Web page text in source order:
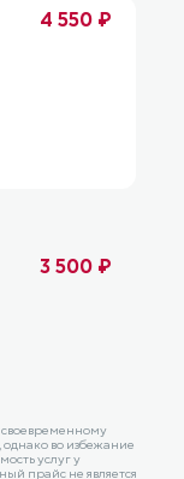
4 550 ₽
3 500 ₽
во избежание
услуг у
прайс не является